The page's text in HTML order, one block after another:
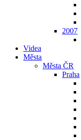
2007
Videa
Města
Města ČR
Praha